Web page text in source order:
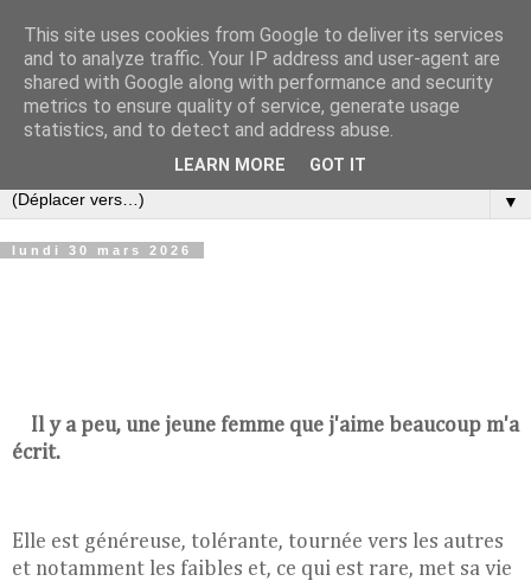
Croque-notes
Réflexions au fil du temps de Bertrand Hieaux sur la
politique, l'économie, la littérature et la musique
▼
lundi 30 mars 2026
Il y a peu, une jeune femme que j'aime beaucoup m'a
écrit.
Elle est généreuse, tolérante, tournée vers les autres
et notamment les faibles et, ce qui est rare, met sa vie
This site uses cookies from Google to deliver its services
and to analyze traffic. Your IP address and user-agent are
shared with Google along with performance and security
metrics to ensure quality of service, generate usage
statistics, and to detect and address abuse.
LEARN MORE GOT IT